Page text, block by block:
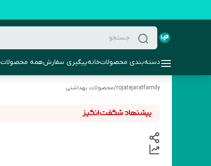
دسته‌بندی محصولاتخانهپیگیری سفارشهمه محصولات
rojatejaratfamily
/محصولات بهداشتی